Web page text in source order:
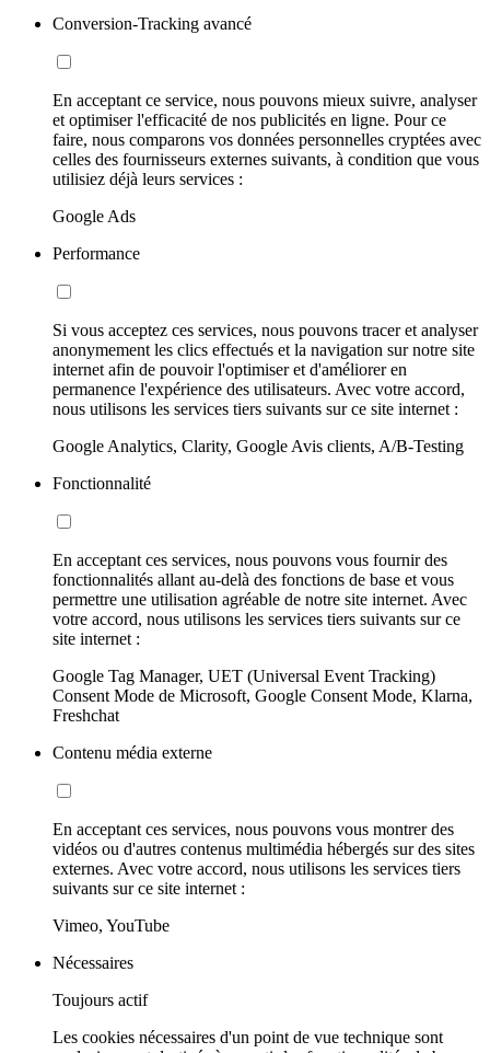
Conversion-Tracking avancé
En acceptant ce service, nous pouvons mieux suivre, analyser
et optimiser l'efficacité de nos publicités en ligne. Pour ce
faire, nous comparons vos données personnelles cryptées avec
celles des fournisseurs externes suivants, à condition que vous
utilisiez déjà leurs services :
Google Ads
Performance
Si vous acceptez ces services, nous pouvons tracer et analyser
anonymement les clics effectués et la navigation sur notre site
internet afin de pouvoir l'optimiser et d'améliorer en
permanence l'expérience des utilisateurs. Avec votre accord,
nous utilisons les services tiers suivants sur ce site internet :
Google Analytics, Clarity, Google Avis clients, A/B-Testing
Fonctionnalité
En acceptant ces services, nous pouvons vous fournir des
fonctionnalités allant au-delà des fonctions de base et vous
permettre une utilisation agréable de notre site internet. Avec
votre accord, nous utilisons les services tiers suivants sur ce
site internet :
Google Tag Manager, UET (Universal Event Tracking)
Consent Mode de Microsoft, Google Consent Mode, Klarna,
Freshchat
Contenu média externe
En acceptant ces services, nous pouvons vous montrer des
vidéos ou d'autres contenus multimédia hébergés sur des sites
externes. Avec votre accord, nous utilisons les services tiers
suivants sur ce site internet :
Vimeo, YouTube
Nécessaires
Toujours actif
Les cookies nécessaires d'un point de vue technique sont